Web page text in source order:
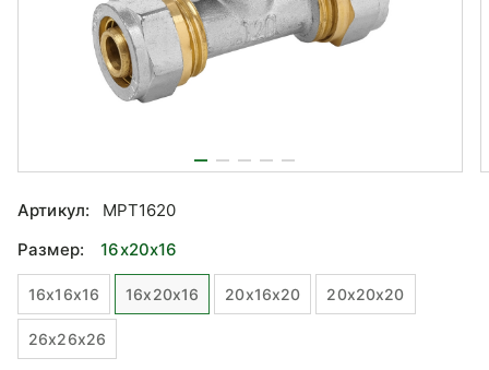
Артикул:
MPT1620
Размер:
16x20x16
16x16x16 16x20x16 20x16x20 20x20x20
26x26x26